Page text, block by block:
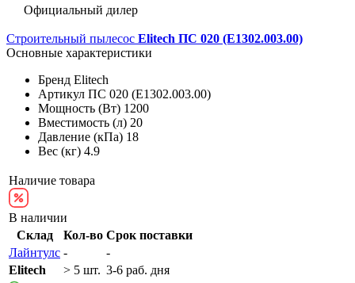
Официальный дилер
Строительный пылесос Elitech ПС 020 (E1302.003.00)
Основные характеристики
Бренд Elitech
Артикул ПС 020 (E1302.003.00)
Мощность (Вт) 1200
Вместимость (л) 20
Давление (кПа) 18
Вес (кг) 4.9
Наличие товара
В наличии
Склад
Кол-во Срок поставки
Лайнтулс -
-
Elitech
> 5 шт. 3-6 раб. дня